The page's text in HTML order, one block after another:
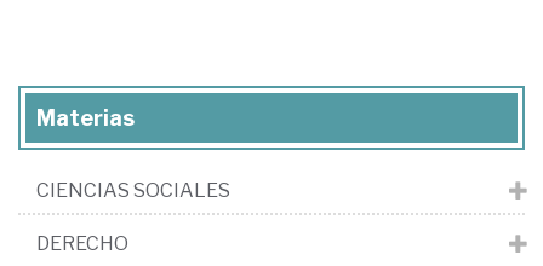
Materias
CIENCIAS SOCIALES
DERECHO